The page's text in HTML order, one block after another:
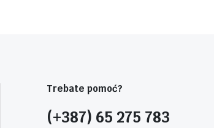
Trebate pomoć?
(+387) 65 275 783